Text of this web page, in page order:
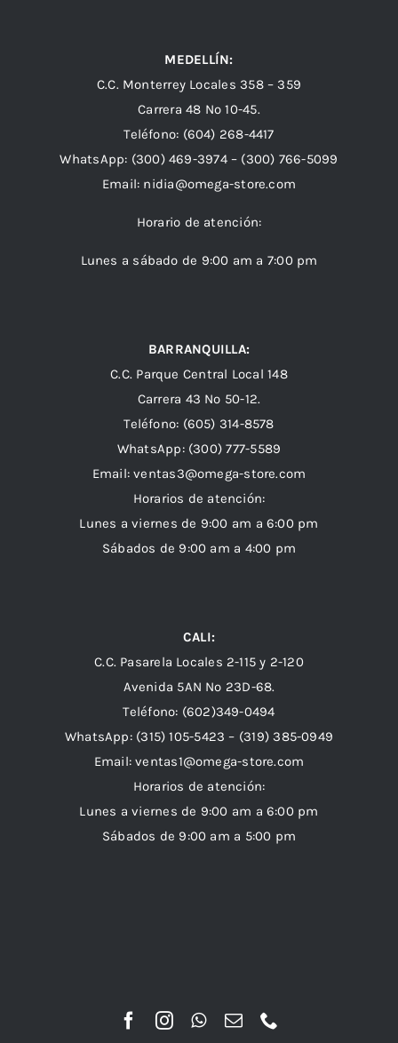
MEDELLÍN:
C.C. Monterrey Locales 358 – 359
Carrera 48 Nº 10-45.
Teléfono: (604) 268-4417
WhatsApp: (300) 469-3974 – (300) 766-5099
Email: nidia@omega-store.com
Horario de atención:
Lunes a sábado de 9:00 am a 7:00 pm
BARRANQUILLA:
C.C. Parque Central Local 148
Carrera 43 Nº 50-12.
Teléfono: (605) 314-8578
WhatsApp: (300) 777-5589
Email: ventas3@omega-store.com
Horarios de atención:
Lunes a viernes de 9:00 am a 6:00 pm
Sábados de 9:00 am a 4:00 pm
CALI:
C.C. Pasarela Locales 2-115 y 2-120
Avenida 5AN Nº 23D-68.
Teléfono: (602)349-0494
WhatsApp: (315) 105-5423 – (319) 385-0949
Email:ventas1@omega-store.com
Horarios de atención:
Lunes a viernes de 9:00 am a 6:00 pm
Sábados de 9:00 am a 5:00 pm